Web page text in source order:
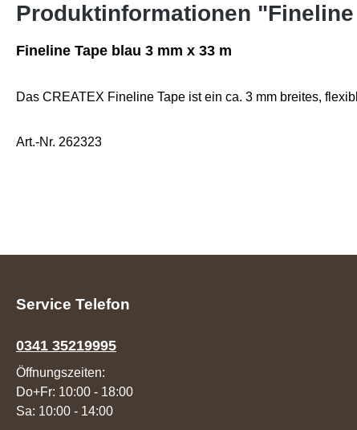
Produktinformationen
Fineline Tape blau 3 mm x 33 m
Das CREATEX Fineline Tape ist ein ca. 3 mm breites,
Art.-Nr. 262323
Service Telefon
0341 35219995
Öffnungszeiten:
Do+Fr: 10:00 - 18:00
Sa: 10:00 - 14:00